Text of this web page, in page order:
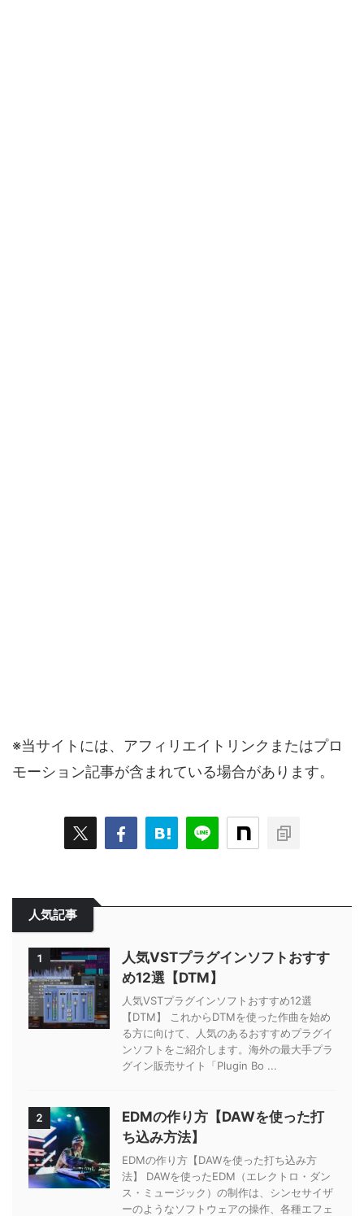
※当サイトには、アフィリエイトリンクまたはプロ
モーション記事が含まれている場合があります。
人気記事
1
人気VSTプラグインソフトおすす
め12選【DTM】
人気VSTプラグインソフトおすすめ12選
【DTM】 これからDTMを使った作曲を始め
る方に向けて、人気のあるおすすめプラグイ
ンソフトをご紹介します。海外の最大手プラ
グイン販売サイト「Plugin Bo ...
2
EDMの作り方【DAWを使った打
ち込み方法】
EDMの作り方【DAWを使った打ち込み方
法】 DAWを使ったEDM（エレクトロ・ダン
ス・ミュージック）の制作は、シンセサイザ
ーのようなソフトウェアの操作、各種エフェ